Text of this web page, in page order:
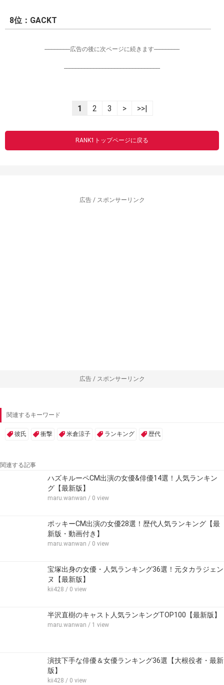
8位：GACKT
-----------------広告の後に次ページに続きます-----------------
----------------------------------------------------------------
1 2 3 > >>|
RANK1トップページに戻る
広告 / スポンサーリンク
広告 / スポンサーリンク
関連するキーワード
彼氏 衝撃 米倉涼子 ランキング 歴代
関連する記事
ハズキルーペCM出演の女優&俳優14選！人気ランキン
グ【最新版】
maru.wanwan / 0 view
ポッキーCM出演の女優28選！歴代人気ランキング【最
新版・動画付き】
maru.wanwan / 0 view
宝塚出身の女優・人気ランキング36選！元タカラジェン
ヌ【最新版】
kii428 / 0 view
半沢直樹のキャスト人気ランキングTOP100【最新版】
maru.wanwan / 1 view
演技下手な俳優＆女優ランキング36選【大根役者・最新
版】
kii428 / 0 view